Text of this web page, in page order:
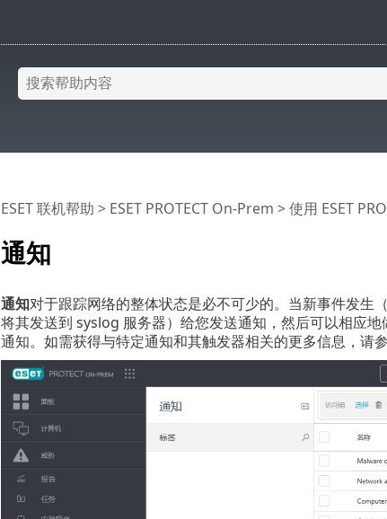
通知
ESET 联机帮助 > ESET PROTECT On-Prem >使用 ESET
通知对于跟踪网络的整体状态是必不可少的。当新事件发生
将其发送到 syslog 服务器）给您发送通知，然后可以相应
通知。如需获得与特定通知和其触发器相关的更多信息，请参